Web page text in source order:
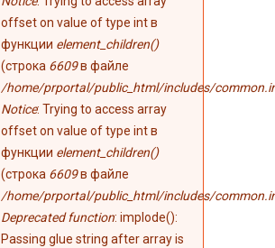
offset on value of type int в
функции element_children()
(строка 6609в файле
/home/prportal/public_html/includes/
Notice: Trying to access array
offset on value of type int в
функции element_children()
(строка 6609в файле
/home/prportal/public_html/includes/
Deprecated function: implode():
Passing glue string after array is